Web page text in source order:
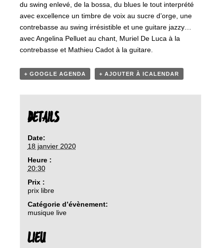
du swing enlevé, de la bossa, du blues le tout interprété
avec excellence un timbre de voix au sucre d’orge, une
contrebasse au swing irrésistible et une guitare jazzy…
avec Angelina Pelluet au chant, Muriel De Luca à la
contrebasse et Mathieu Cadot à la guitare.
+ GOOGLE AGENDA + AJOUTER À ICALENDAR
DETAILS
Date:
18 janvier 2020
Heure :
20:30
Prix :
prix libre
Catégorie d’évènement:
musique live
LIEU